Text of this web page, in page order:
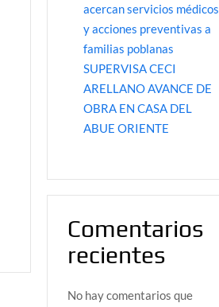
acercan servicios médicos
y acciones preventivas a
familias poblanas
SUPERVISA CECI
ARELLANO AVANCE DE
OBRA EN CASA DEL
ABUE ORIENTE
Comentarios
recientes
No hay comentarios que